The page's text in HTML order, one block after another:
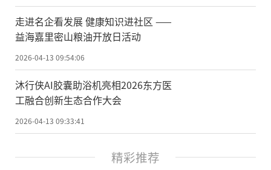
走进名企看发展 健康知识进社区 ——
益海嘉里密山粮油开放日活动
2026-04-13 09:54:06
沐行侠AI胶囊助浴机亮相2026东方医
工融合创新生态合作大会
2026-04-13 09:33:41
精彩推荐